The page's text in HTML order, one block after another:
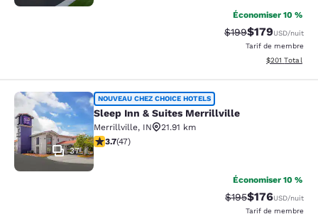
Économiser 10 %
Tarif barré :
$199Tarif réduit :
$179USD/nuit
Tarif de membre
Afficher les
$201 Total
Sleep Inn & Suites Merrillville
37
NOUVEAU CHEZ CHOICE HOTELS
Sleep Inn & Suites Merrillville
Merrillville, IN
21.91 km
3.68 étoiles. Bien. 47 commentaires
3.7(47)
Économiser 10 %
Tarif barré :
$195Tarif réduit :
$176USD/nuit
Tarif de membre